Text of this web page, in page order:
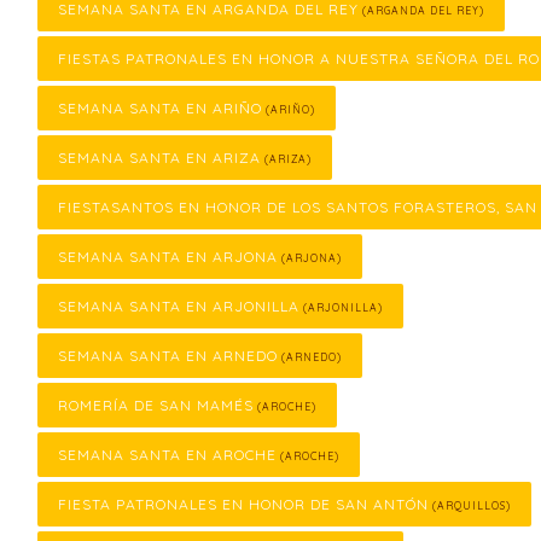
SEMANA SANTA EN ARGANDA DEL REY (ARGANDA DEL REY)
FIESTAS PATRONALES EN HONOR A NUESTRA SEÑORA DEL
SEMANA SANTA EN ARIÑO (ARIÑO)
SEMANA SANTA EN ARIZA (ARIZA)
FIESTASANTOS EN HONOR DE LOS SANTOS FORASTEROS,
SEMANA SANTA EN ARJONA (ARJONA)
SEMANA SANTA EN ARJONILLA (ARJONILLA)
SEMANA SANTA EN ARNEDO (ARNEDO)
ROMERÍA DE SAN MAMÉS (AROCHE)
SEMANA SANTA EN AROCHE (AROCHE)
FIESTA PATRONALES EN HONOR DE SAN ANTÓN (ARQUILLOS)